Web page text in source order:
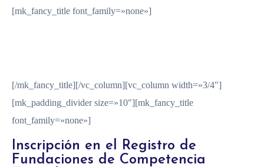
[mk_fancy_title font_family=»none»]
[/mk_fancy_title][/vc_column][vc_column width=»3/4″]
[mk_padding_divider size=»10″][mk_fancy_title
font_family=»none»]
Inscripción en el Registro de
Fundaciones de Competencia